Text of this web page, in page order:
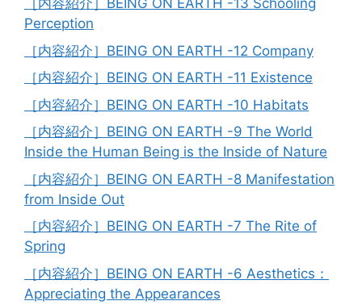
［内容紹介］BEING ON EARTH -13 Schooling
Perception
［内容紹介］BEING ON EARTH -12 Company
［内容紹介］BEING ON EARTH -11 Existence
［内容紹介］BEING ON EARTH -10 Habitats
［内容紹介］BEING ON EARTH -9 The World
Inside the Human Being is the Inside of Nature
［内容紹介］BEING ON EARTH -8 Manifestation
from Inside Out
［内容紹介］BEING ON EARTH -7 The Rite of
Spring
［内容紹介］BEING ON EARTH -6 Aesthetics：
Appreciating the Appearances